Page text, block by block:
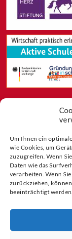
Um Ihnen ein
wie Cookies, um
zuzugreifen. Wenn
Daten wie das
verarbeiten. Wenn
zurückziehen,
beeinträchtigt werden.
Blog
Buchtipps
Partner der